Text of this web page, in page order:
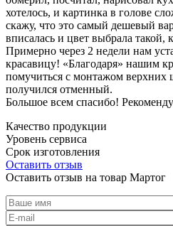
хотелось, и картинка в голове
скажу, что это самый дешевый
вписалась и цвет выбрала такой,
Примерно через 2 недели нам
красавицу! «Благодаря» нашим
помучиться с монтажом верхних
получился отменный.
Большое всем спасибо!
Качество продукции
Уровень сервиса
Срок изготовления
Оставить отзыв
Оставить отзыв на товар Мартог